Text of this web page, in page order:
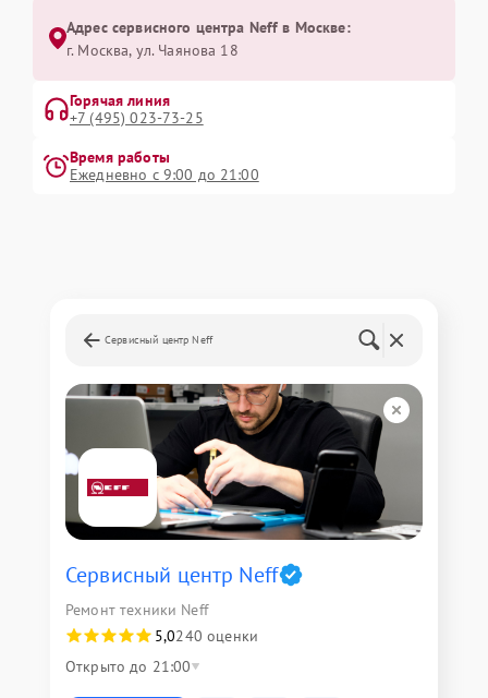
Адрес сервисного центра Neff в Москве:
г. Москва, ул. Чаянова 18
Горячая линия
+7 (495) 023-73-25
Время работы
Ежедневно с 9:00 до 21:00
Сервисный центр Neff
Сервисный центр Neff
Ремонт техники Neff
5,0240 оценки
Открыто до 21:00